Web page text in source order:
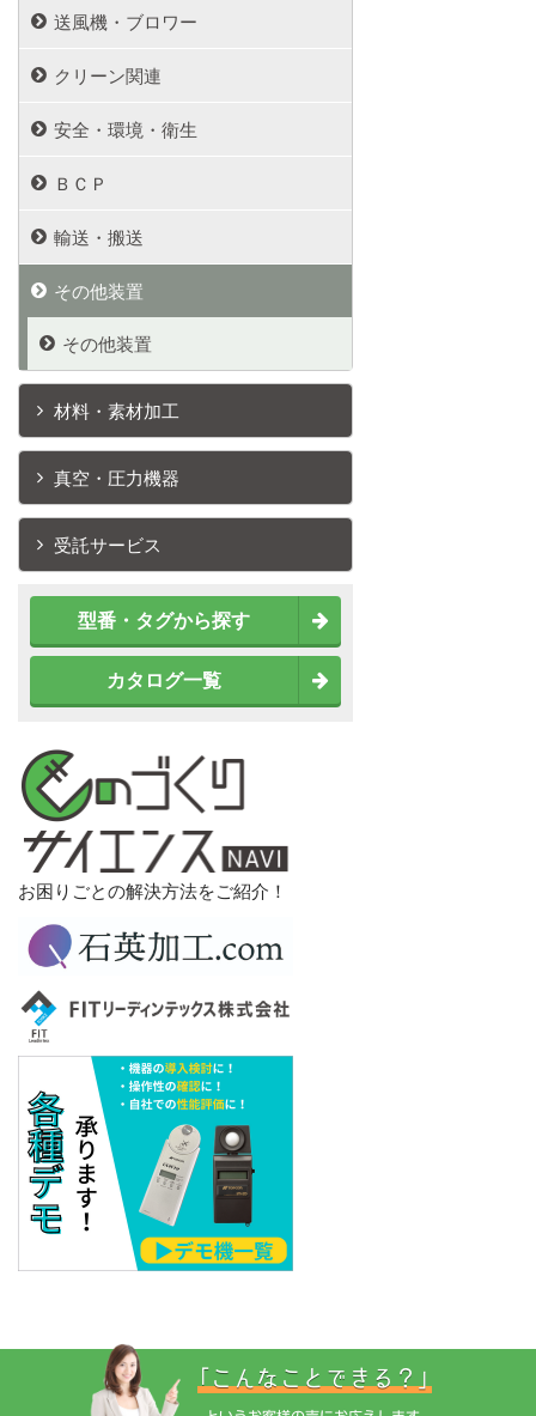
送風機・ブロワー
クリーン関連
安全・環境・衛生
ＢＣＰ
輸送・搬送
その他装置
その他装置
材料・素材加工
真空・圧力機器
受託サービス
型番・タグから探す
カタログ一覧
お困りごとの解決方法をご紹介！